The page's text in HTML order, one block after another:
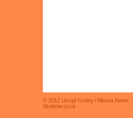
© 2012 Urząd Gminy i Miasta Nowe
Skalmierzyce